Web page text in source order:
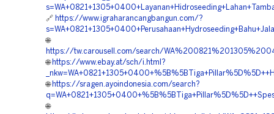
🔗 https://www.igraharancangbangun.com/?
🌐
https://tw.carousell.com/search/
🌐 https://www.ebay.at/sch/i.html?
🌐 https://sragen.ayoindonesia.com/search?
🌐